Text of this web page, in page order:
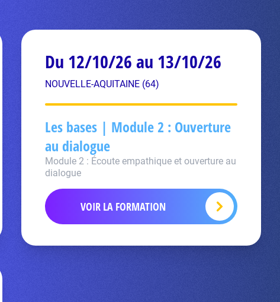
Du 12/10/26 au 13/10/26
NOUVELLE-AQUITAINE (64)
Les bases | Module 2 : Ouverture
au dialogue
Module 2 : Écoute empathique et ouverture au
dialogue
VOIR LA FORMATION